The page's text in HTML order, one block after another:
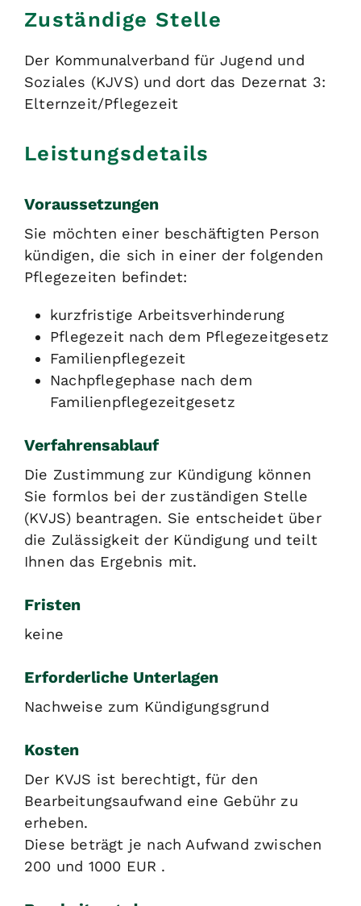
Zuständige Stelle
Der Kommunalverband für Jugend und
Soziales (KJVS) und dort das Dezernat 3:
Elternzeit/Pflegezeit
Leistungsdetails
Voraussetzungen
Sie möchten einer beschäftigten Person
kündigen, die sich in einer der folgenden
Pflegezeiten befindet:
kurzfristige Arbeitsverhinderung
Pflegezeit nach dem Pflegezeitgesetz
Familienpflegezeit
Nachpflegephase nach dem
Familienpflegezeitgesetz
Verfahrensablauf
Die Zustimmung zur Kündigung können
Sie formlos bei der zuständigen Stelle
(KVJS) beantragen. Sie entscheidet über
die Zulässigkeit der Kündigung und teilt
Ihnen das Ergebnis mit.
Fristen
keine
Erforderliche Unterlagen
Nachweise zum Kündigungsgrund
Kosten
Der KVJS ist berechtigt, für den
Bearbeitungsaufwand eine Gebühr zu
erheben.
Diese beträgt je nach Aufwand zwischen
200 und 1000 EUR .